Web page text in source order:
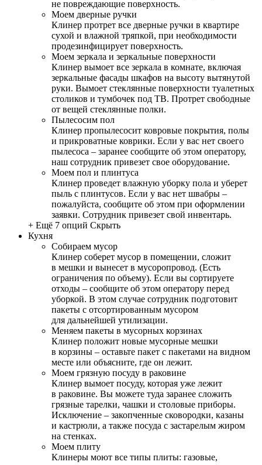
не повреждающие поверхность.
Моем дверные ручки
Клинер протрет все дверные ручки в квартире
сухой и влажной тряпкой, при необходимости
продезинфицирует поверхность.
Моем зеркала и зеркальные поверхности
Клинер вымоет все зеркала в комнате, включая
зеркальные фасады шкафов на высоту вытянутой
руки. Вымоет стеклянные поверхности туалетных
столиков и тумбочек под ТВ. Протрет свободные
от вещей стеклянные полки.
Пылесосим пол
Клинер пропылесосит ковровые покрытия, полы
и прикроватные коврики. Если у вас нет своего
пылесоса – заранее сообщите об этом оператору,
наш сотрудник привезет свое оборудование.
Моем пол и плинтуса
Клинер проведет влажную уборку пола и уберет
пыль с плинтусов. Если у вас нет швабры –
пожалуйста, сообщите об этом при оформлении
заявки. Сотрудник привезет свой инвентарь.
+ Ещё 7 опций Скрыть
Кухня
Собираем мусор
Клинер соберет мусор в помещении, сложит
в мешки и вынесет в мусоропровод. (Есть
ограничения по объему). Если вы сортируете
отходы – сообщите об этом оператору перед
уборкой. В этом случае сотрудник подготовит
пакеты с отсортированным мусором
для дальнейшей утилизации.
Меняем пакеты в мусорных корзинах
Клинер положит новые мусорные мешки
в корзины – оставьте пакет с пакетами на видном
месте или объясните, где он лежит.
Моем грязную посуду в раковине
Клинер вымоет посуду, которая уже лежит
в раковине. Вы можете туда заранее сложить
грязные тарелки, чашки и столовые приборы.
Исключение – закопченные сковородки, казаны
и кастрюли, а также посуда с застарелым жиром
на стенках.
Моем плиту
Клинеры моют все типы плиты: газовые,